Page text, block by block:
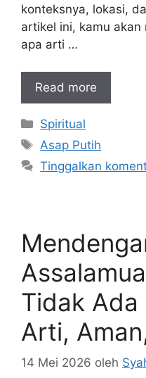
konteksnya, lokasi,
artikel ini, kamu akan
apa arti …
Read more
Kategori
Spiritual
Tag
Asap Putih
Tinggalkan
Tidak Ada
Arti,
14 Mei 2026 oleh